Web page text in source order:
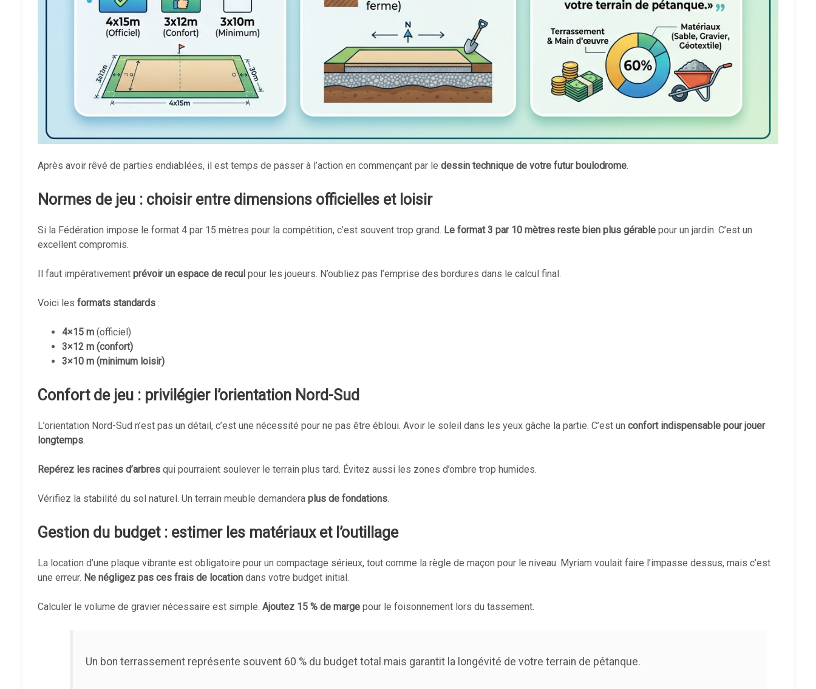
Après avoir rêvé de parties endiablées, il est temps de passer à l’action en commençant par le dessin technique de votre futur boulodrome.
Normes de jeu : choisir entre dimensions officielles et loisir
Si la Fédération impose le format 4 par 15 mètres pour la compétition, c’est souvent trop grand. Le format 3 par 10 mètres reste bien plus gérable pour un jardin. C’est un
excellent compromis.
Il faut impérativement prévoir un espace de recul pour les joueurs. N’oubliez pas l’emprise des bordures dans le calcul final.
Voici les formats standards :
4×15 m (officiel)
3×12 m (confort)
3×10 m (minimum loisir)
Confort de jeu : privilégier l’orientation Nord-Sud
L’orientation Nord-Sud n’est pas un détail, c’est une nécessité pour ne pas être ébloui. Avoir le soleil dans les yeux gâche la partie. C’est un confort indispensable pour jouer
longtemps.
Repérez les racines d’arbres qui pourraient soulever le terrain plus tard. Évitez aussi les zones d’ombre trop humides.
Vérifiez la stabilité du sol naturel. Un terrain meuble demandera plus de fondations.
Gestion du budget : estimer les matériaux et l’outillage
La location d’une plaque vibrante est obligatoire pour un compactage sérieux, tout comme la règle de maçon pour le niveau. Myriam voulait faire l’impasse dessus, mais c’est
une erreur. Ne négligez pas ces frais de location dans votre budget initial.
Calculer le volume de gravier nécessaire est simple. Ajoutez 15 % de marge pour le foisonnement lors du tassement.
Un bon terrassement représente souvent 60 % du budget total mais garantit la longévité de votre terrain de pétanque.